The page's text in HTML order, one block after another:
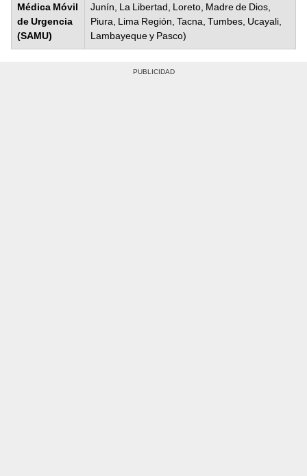
Médica Móvil
de Urgencia
(SAMU)
Junín, La Libertad, Loreto, Madre de Dios,
Piura, Lima Región, Tacna, Tumbes, Ucayali,
Lambayeque y Pasco)